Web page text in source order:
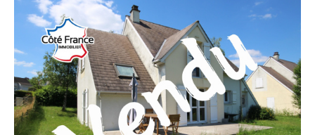
Type
de
bien
type de bien
Ville
Budget
Budget